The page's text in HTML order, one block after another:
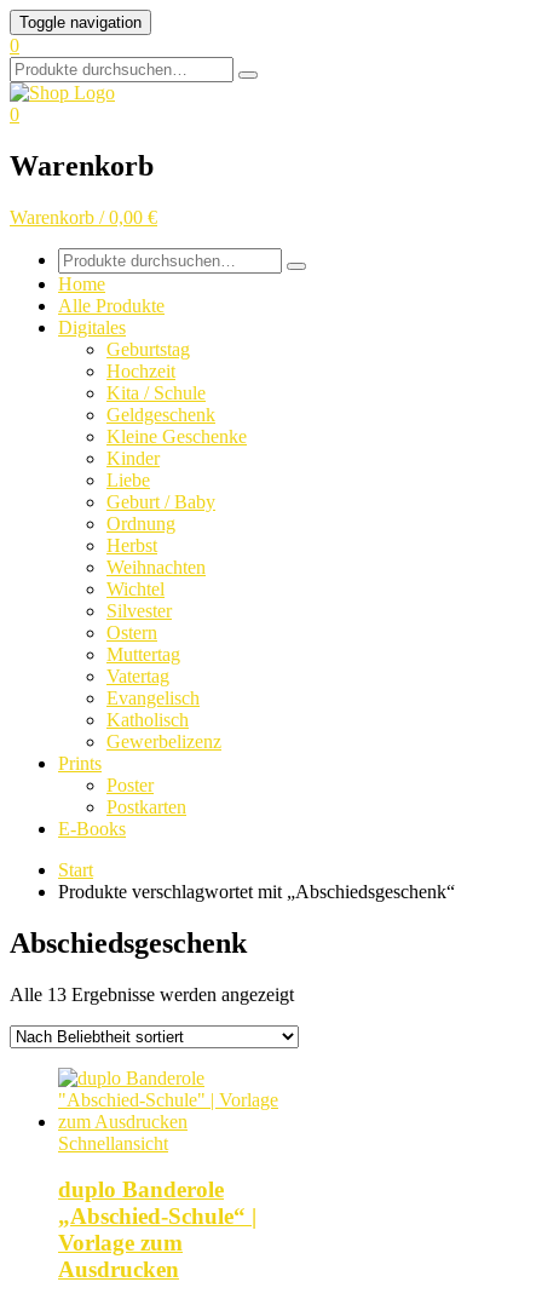
Skip
to
content
Toggle navigation
0
Search
for:
0
Warenkorb
Warenkorb / 0,00 €
Search
for:
Home
Alle Produkte
Digitales
Geburtstag
Hochzeit
Kita / Schule
Geldgeschenk
Kleine Geschenke
Kinder
Liebe
Geburt / Baby
Ordnung
Herbst
Weihnachten
Wichtel
Silvester
Ostern
Muttertag
Vatertag
Evangelisch
Katholisch
Gewerbelizenz
Prints
Poster
Postkarten
E-Books
Start
Produkte verschlagwortet mit „Abschiedsgeschenk“
Abschiedsgeschenk
Alle 13 Ergebnisse werden angezeigtNach
sortiert
Schnellansicht
duplo Banderole
„Abschied-Schule“ |
Vorlage zum
Ausdrucken